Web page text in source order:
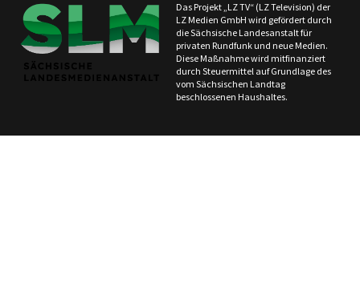
Das Projekt „LZ TV“ (LZ Television) der
LZ Medien GmbH wird gefördert durch
die Sächsische Landesanstalt für
privaten Rundfunk und neue Medien.
Diese Maßnahme wird mitfinanziert
durch Steuermittel auf Grundlage des
vom Sächsischen Landtag
beschlossenen Haushaltes.